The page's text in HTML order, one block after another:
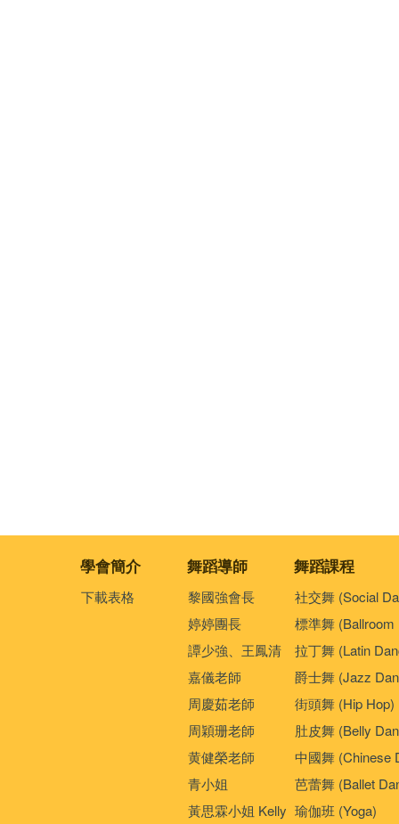
學會簡介 舞蹈導師 舞蹈課程
下載表格
黎國強會長
婷婷團長
譚少強、王鳳清
嘉儀老師
周慶茹老師
周穎珊老師
黄健榮老師
青小姐
黃思霖小姐 Kelly
社交舞 (Social
標準舞 (Ballroom
拉丁舞 (Latin
爵士舞 (Jazz
街頭舞 (Hip Hop)
肚皮舞 (Belly
中國舞 (Chinese
芭蕾舞 (Ballet
瑜伽班 (Yoga)